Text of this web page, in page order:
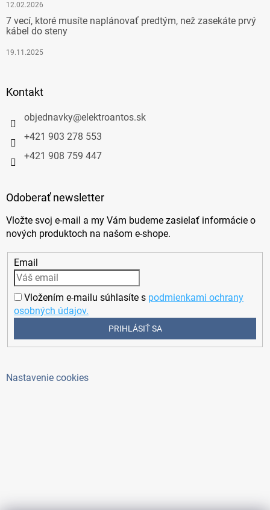
12.02.2026
7 vecí, ktoré musíte naplánovať predtým, než zasekáte prvý
kábel do steny
19.11.2025
Kontakt
objednavky@elektroantos.sk
+421 903 278 553
+421 908 759 447
Odoberať newsletter
Vložte svoj e-mail a my Vám budeme zasielať informácie o
nových produktoch na našom e-shope.
Email
Vložením e-mailu súhlasíte s podmienkami ochrany
osobných údajov.
PRIHLÁSIŤ SA
Nastavenie cookies